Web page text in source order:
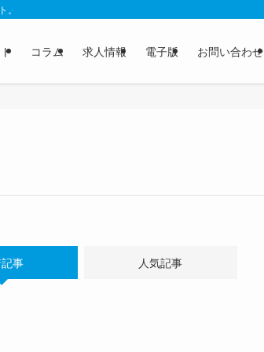
コラム 求人情報 電子版 お問い合わせ
事 人気記事